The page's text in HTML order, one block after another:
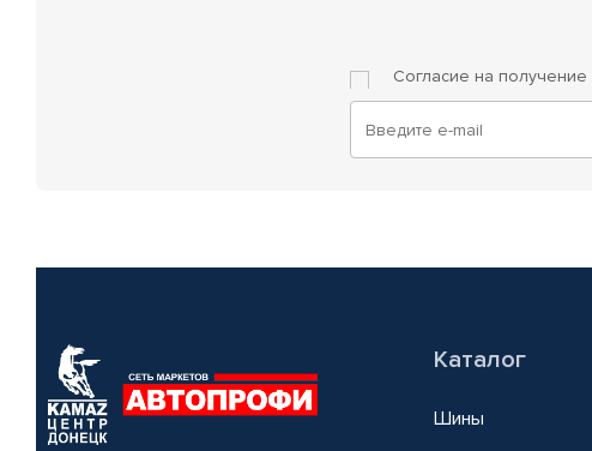
Согласие на получение
Каталог
Шины